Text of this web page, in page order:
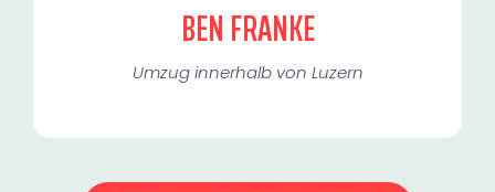
BEN FRANKE
Umzug innerhalb von Luzern​